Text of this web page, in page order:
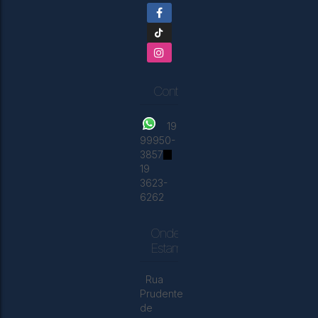
Contatos
19
99950-
3857
19
3623-
6262
Onde
Estamos
Rua
Prudente
de